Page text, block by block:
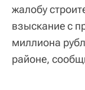
жалобу
взыскание с
миллиона
районе,